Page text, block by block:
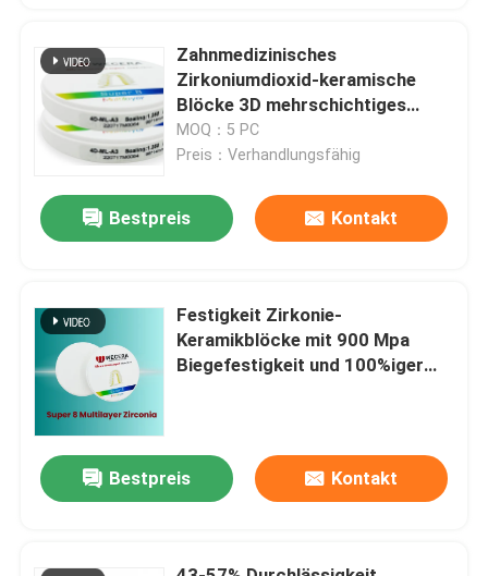
VR-Show
Über uns
Qualitätskontrolle
Kontakt mit uns
Neuigkeiten
Bitte um ein Angebot
Zahnmedizinisches
Zirkoniumdioxid-keramische
Blöcke 3D mehrschichtiges
Pro43% - 57% CAD-Nockens
lichtdurchlässig
MOQ：5 PC
Preis：Verhandlungsfähig
Bestpreis Kontakt
Festigkeit Zirkonie-
Keramikblöcke mit 900 Mpa
Biegefestigkeit und 100%iger
Bestpreis Kontakt